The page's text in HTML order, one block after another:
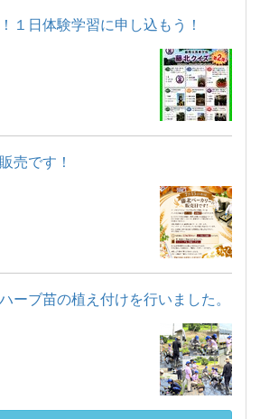
１日体験学習に申し込もう！
売です！
ーブ苗の植え付けを行いました。